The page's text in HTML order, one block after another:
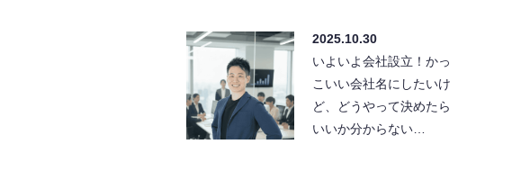
2025.10.30
いよいよ会社設立！かっ
こいい会社名にしたいけ
ど、どうやって決めたら
いいか分からない…